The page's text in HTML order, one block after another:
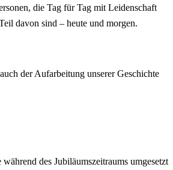
die Tag für Tag mit Leidenschaft
davon sind – heute und morgen.
der Aufarbeitung unserer Geschichte
des Jubiläumszeitraums umgesetzt